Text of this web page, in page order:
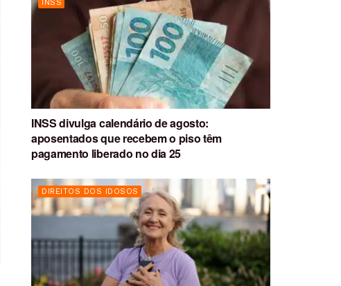
INSS
INSS divulga calendário de agosto:
aposentados que recebem o piso têm
pagamento liberado no dia 25
DIREITOS DOS IDOSOS